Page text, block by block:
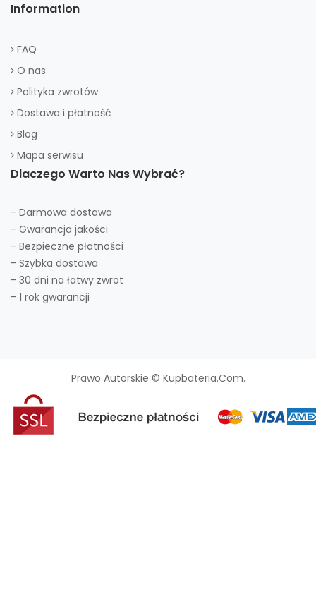
Information
FAQ
O nas
Polityka zwrotów
Dostawa i płatność
Blog
Mapa serwisu
Dlaczego Warto Nas Wybrać?
- Darmowa dostawa
- Gwarancja jakości
- Bezpieczne płatności
- Szybka dostawa
- 30 dni na łatwy zwrot
- 1 rok gwarancji
Prawo Autorskie © Kupbateria.com.